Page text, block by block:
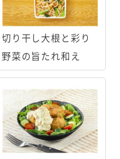
切り干し大根と彩り
野菜の旨たれ和え